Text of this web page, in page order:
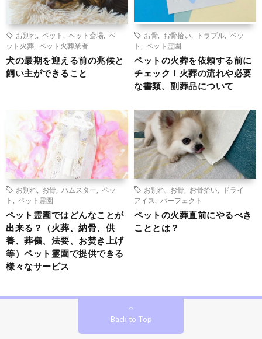
お別れ ペット ペット斎場
ペ
ット火葬
ペット火葬業者
犬の最期を迎える前の兆候と
飼い主ができること
お骨 お骨拾い トラブル
ペッ
ト
ペット霊園
ペットの火葬を依頼する前に
チェック！火葬の流れや必要
な書類、副葬品について
お別れ お骨 ハムスター
ペッ
ト
ペット霊園
ペット霊園ではどんなことが
出来る？（火葬、納骨、供
養、葬儀、法要、お焚き上げ
等）ペット霊園で提供できる
様々なサービス
お別れ お骨 お骨拾い
ドライ
アイス
パーフェクト
ペットの火葬直前にやるべき
こととは？
Back to Top